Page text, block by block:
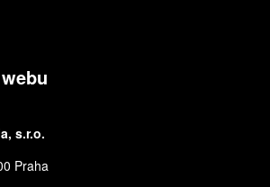
s.r.o.
Praha